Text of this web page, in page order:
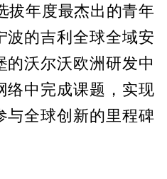
拔年度最杰出的青年
波的吉利全球全域安
沃尔沃欧洲研发中
络中完成课题，实现
与全球创新的里程碑